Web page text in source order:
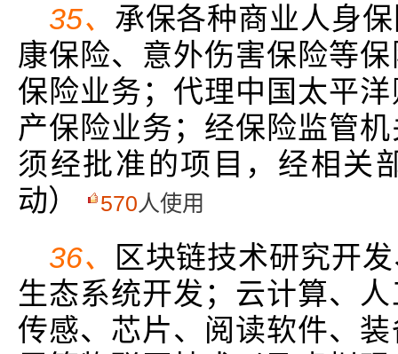
35、 承保各种商业人身
康保险、意外伤害保险等
保险业务；代理中国太平
产保险业务；经保险监管
须经批准的项目，经相关
动）
570人使用
36、
区块链技术研究开
生态系统开发；云计算、
传感、芯片、阅读软件、